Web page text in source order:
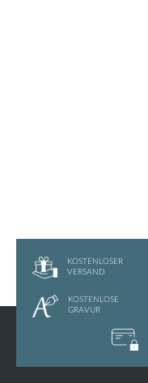
KOSTENLOSER
VERSAND
KOSTENLOSE
GRAVUR